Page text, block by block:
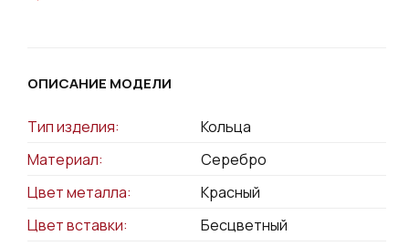
ОПИСАНИЕ МОДЕЛИ
Тип изделия:
Кольца
Материал:
Серебро
Цвет металла:
Красный
Цвет вставки:
Бесцветный